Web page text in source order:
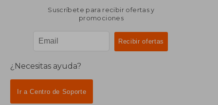
Suscríbete para recibir ofertas y
promociones
¿Necesitas ayuda?
Ir a Centro de Soporte